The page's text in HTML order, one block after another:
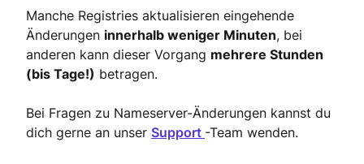
Manche Registries aktualisieren eingehende
Änderungen innerhalb weniger Minuten, bei
anderen kann dieser Vorgang mehrere Stunden
(bis Tage!) betragen.
Bei Fragen zu Nameserver-Änderungen kannst du
dich gerne an unser Support -Team wenden.